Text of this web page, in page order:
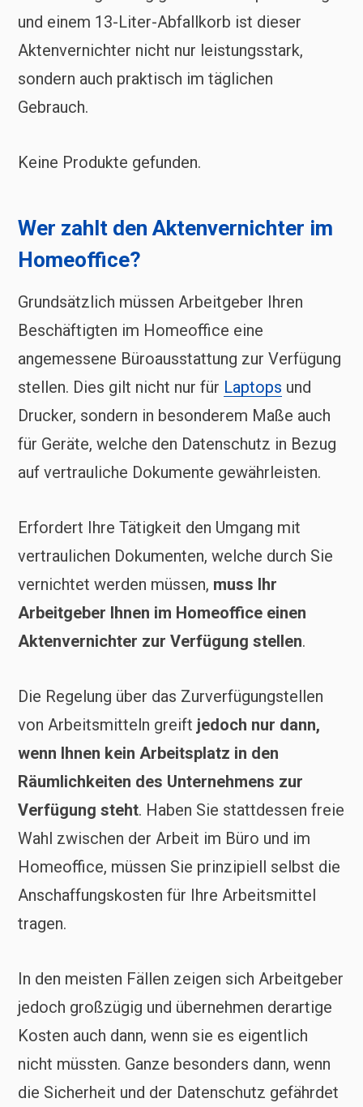
und einem 13-Liter-Abfallkorb ist dieser
Aktenvernichter nicht nur leistungsstark,
sondern auch praktisch im täglichen
Gebrauch.
Keine Produkte gefunden.
Wer zahlt den Aktenvernichter im
Homeoffice?
Grundsätzlich müssen Arbeitgeber Ihren
Beschäftigten im Homeoffice eine
angemessene Büroausstattung zur Verfügung
stellen. Dies gilt nicht nur für Laptops und
Drucker, sondern in besonderem Maße auch
für Geräte, welche den Datenschutz in Bezug
auf vertrauliche Dokumente gewährleisten.
Erfordert Ihre Tätigkeit den Umgang mit
vertraulichen Dokumenten, welche durch Sie
vernichtet werden müssen, muss Ihr
Arbeitgeber Ihnen im Homeoffice einen
Aktenvernichter zur Verfügung stellen.
Die Regelung über das Zurverfügungstellen
von Arbeitsmitteln greift jedoch nur dann,
wenn Ihnen kein Arbeitsplatz in den
Räumlichkeiten des Unternehmens zur
Verfügung steht. Haben Sie stattdessen freie
Wahl zwischen der Arbeit im Büro und im
Homeoffice, müssen Sie prinzipiell selbst die
Anschaffungskosten für Ihre Arbeitsmittel
tragen.
In den meisten Fällen zeigen sich Arbeitgeber
jedoch großzügig und übernehmen derartige
Kosten auch dann, wenn sie es eigentlich
nicht müssten. Ganze besonders dann, wenn
die Sicherheit und der Datenschutz gefährdet